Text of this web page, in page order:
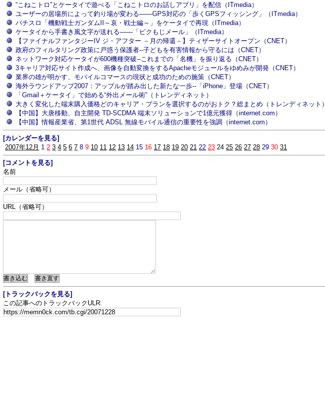
“こねこトロ”とケータイで遊べる「こねこトロのお話しアプリ」を配信（ITmedia）
ユーザーの居場所によって釣り場が変わる――GPS対応の「歩くGPSフィッシング」（ITmedia）
パチスロ「機動戦士ガンダムII～哀・戦士編～」をケータイで再現（ITmedia）
ケータイから手書き風文字が送れる――「ピクもじメール」（ITmedia）
【ファイナルファンタジーIV ジ・アフター －月の帰還－】ティザーサイトオープン（CNET）
政府のフィルタリング政策に戸惑う保護者--子どもを有害情報から守るには（CNET）
ネットワーク対応ケータイが600機種突破--これまでの「名機」を振り返る（CNET）
3キャリア対応サイト作成へ、画像を自動変換をするApacheモジュールをゆめみが開発（CNET）
業界の雄が明かす、モバイルコマースの現状と成功のための施策（CNET）
海外ラウンドアップ2007：アップルが踏み出した新たな一歩--「iPhone」登場（CNET）
「Gmail＋ケータイ」で始める“外出メール術”（トレンディネット）
大きく変化した端末購入価格どのキャリア・プランを選択するのがおトク？総まとめ（トレンディネット）
【中国】大唐移動、自主開発 TD-SCDMA 端末ソリューションで1億元獲得（internet.com）
【中国】情報産業省、第1世代 ADSL 無線モバイル通信の重要性を強調（internet.com）
[カレンダーを見る]
2007年12月 1 2 3 4 5 6 7 8 9 10 11 12 13 14 15 16 17 18 19 20 21 22 23 24 25 26 27 28 29 30 31
[コメントを見る]
名前
メール（省略可）
URL（省略可）
[トラックバックを見る]
この記事へのトラックバックULR: